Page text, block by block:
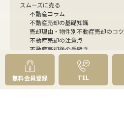
スムーズに売る
不動産コラム
不動産売却の基礎知識
売却理由・物件別不動産売却のコツ
不動産売却の注意点
不動産売却後の手続き
よくあるご質問 - 売りたい
スピード売却
不動産買取という売却方法
不動産のご売却お任せください
無料会員登録 TEL